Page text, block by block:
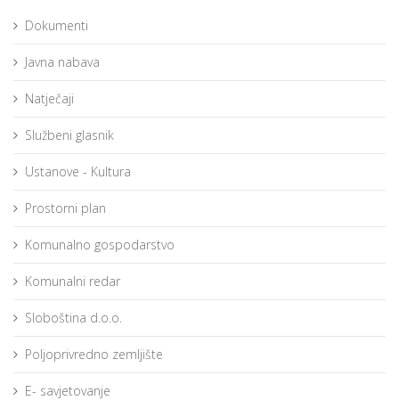
Dokumenti
Javna nabava
Natječaji
Službeni glasnik
Ustanove - Kultura
Prostorni plan
Komunalno gospodarstvo
Komunalni redar
Sloboština d.o.o.
Poljoprivredno zemljište
E- savjetovanje